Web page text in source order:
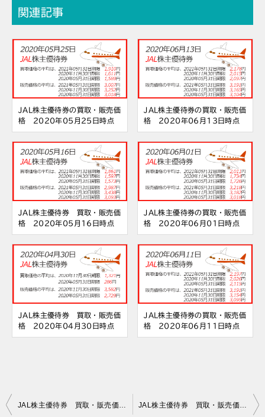
関連記事
JAL株主優待券の買取・販売価
格 2020年05月25日時点
JAL株主優待券の買取・販売価
格 2020年06月13日時点
JAL株主優待券 買取・販売価
格 2020年05月16日時点
JAL株主優待券の買取・販売価
格 2020年06月01日時点
JAL株主優待券 買取・販売価
格 2020年04月30日時点
JAL株主優待券の買取・販売価
格 2020年06月11日時点
投